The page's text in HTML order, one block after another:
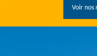
Voir nos